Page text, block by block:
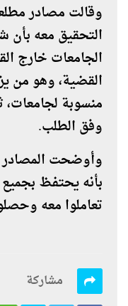
وقالت مصادر
التحقيق معه
الجامعات خارج
القضية، وهو من
منسوبة لجامعات،
وفق الطلب.
وأوضحت المصادر
بأنه يحتفظ
تعاملوا معه
مشاركة